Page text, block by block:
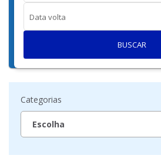
Data volta
BUSCAR
Categorias